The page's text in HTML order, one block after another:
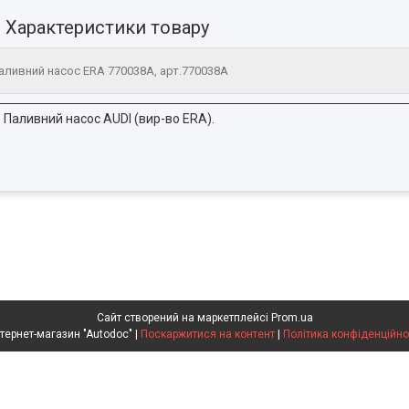
Характеристики товару
насос ERA 770038A, арт.770038A
Паливний насос AUDI (вир-во ERA).
Сайт створений на маркетплейсі Prom.ua
Поскаржитися на контент Політика